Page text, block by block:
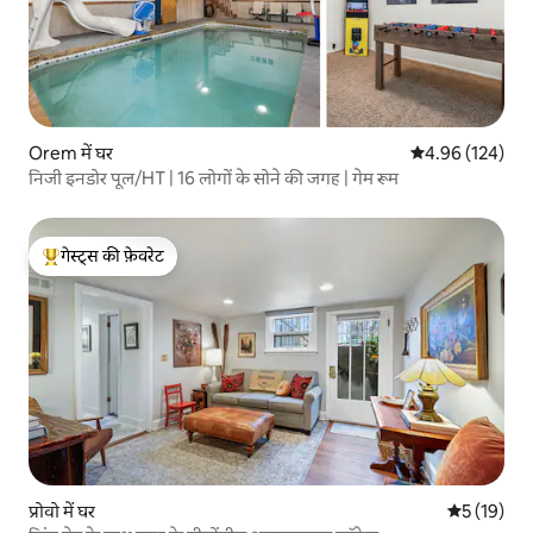
Orem में घर औसत रेटिंग 5 में से
4.96 (124)
निजी इनडोर पूल/HT | 16 लोगों के सोने की जगह | गेम रूम
गेस्ट्स का टॉप फ़ेवरेट
गेस्ट्स की फ़ेवरेट
प्रोवो में घर औसत रेटिंग
5 (19)